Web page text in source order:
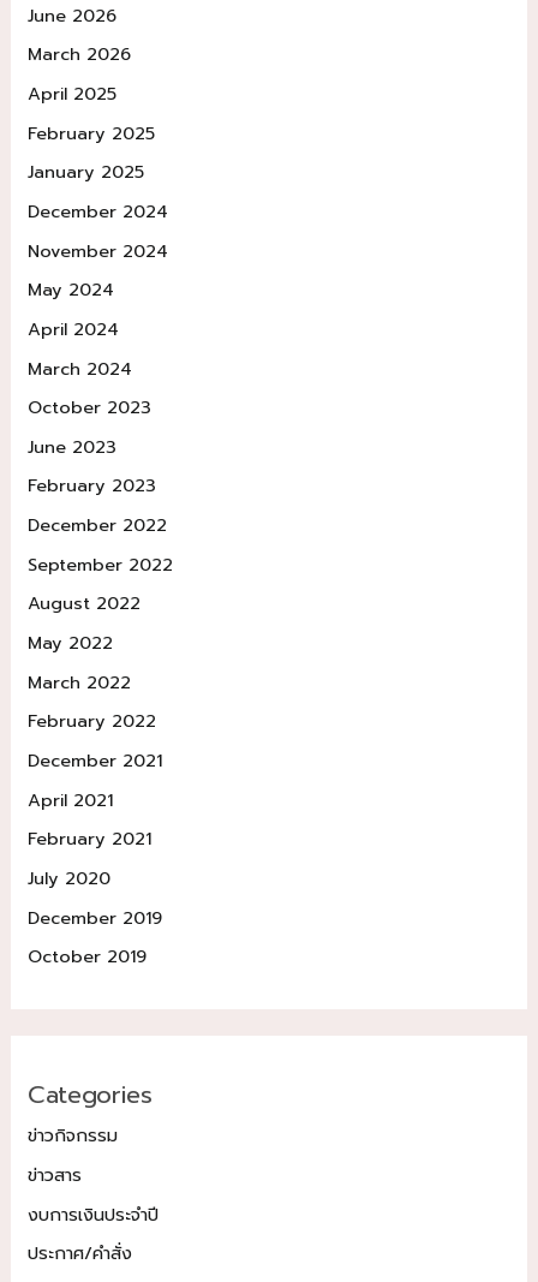
June 2026
March 2026
April 2025
February 2025
January 2025
December 2024
November 2024
May 2024
April 2024
March 2024
October 2023
June 2023
February 2023
December 2022
September 2022
August 2022
May 2022
March 2022
February 2022
December 2021
April 2021
February 2021
July 2020
December 2019
October 2019
Categories
ข่าวกิจกรรม
ข่าวสาร
งบการเงินประจำปี
ประกาศ/คำสั่ง